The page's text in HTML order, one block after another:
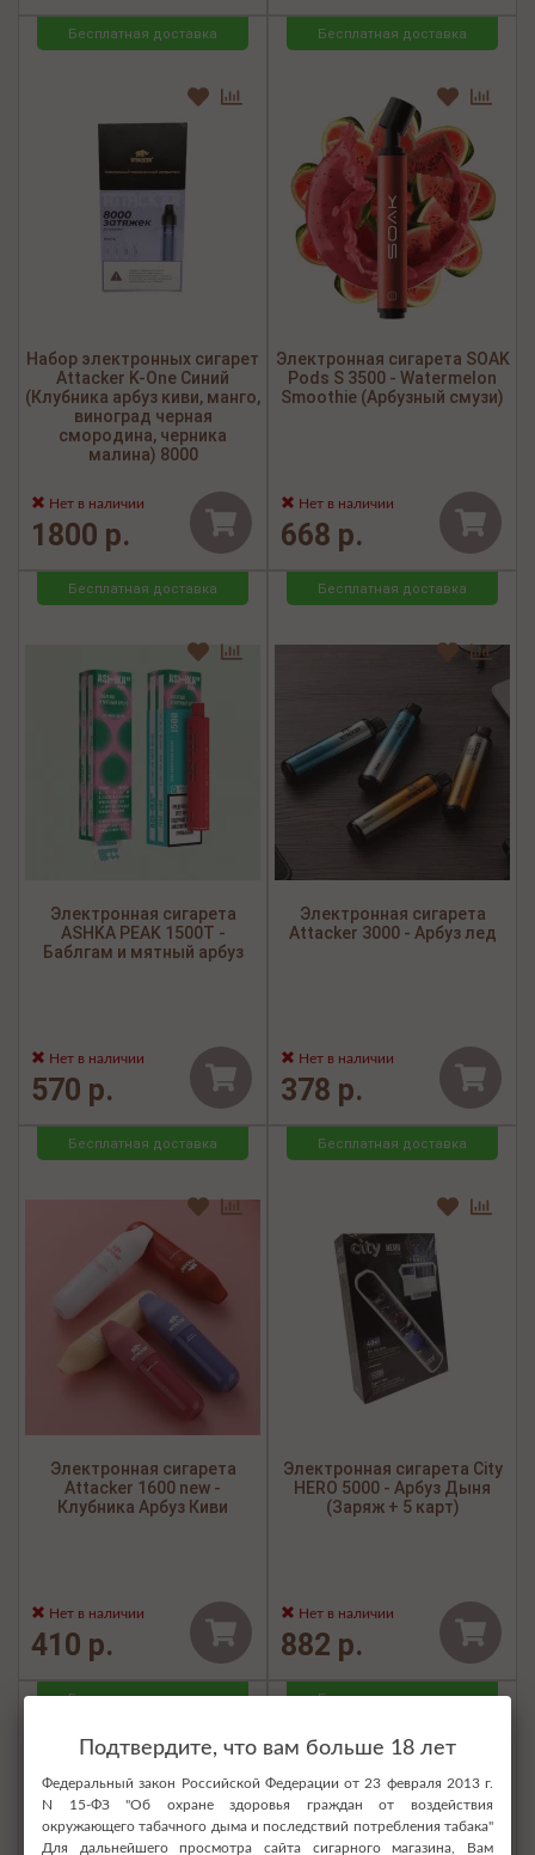
Бесплатная доставка
Набор электронных сигарет
Attacker K-One Синий
(Клубника арбуз киви, манго,
виноград черная
смородина, черника
малина) 8000
Нет в наличии
1800 р.
Бесплатная доставка
Электронная сигарета SOAK
Pods S 3500 - Watermelon
Smoothie (Арбузный смузи)
Нет в наличии
668 р.
Бесплатная доставка
Электронная сигарета
ASHKA PEAK 1500Т -
Баблгам и мятный арбуз
Нет в наличии
570 р.
Бесплатная доставка
Электронная сигарета
Attacker 3000 - Арбуз лед
Нет в наличии
378 р.
Бесплатная доставка
Электронная сигарета
Attacker 1600 new -
Клубника Арбуз Киви
Нет в наличии
410 р.
Бесплатная доставка
Электронная сигарета City
HERO 5000 - Арбуз Дыня
(Заряж + 5 карт)
Нет в наличии
882 р.
Бесплатная доставка Бесплатная доставка
Подтвердите, что вам больше 18 лет
Федеральный закон Российской Федерации от 23 февраля 2013 г.
N 15-ФЗ "Об охране здоровья граждан от воздействия
окружающего табачного дыма и последствий потребления табака"
Для дальнейшего просмотра сайта сигарного магазина, Вам